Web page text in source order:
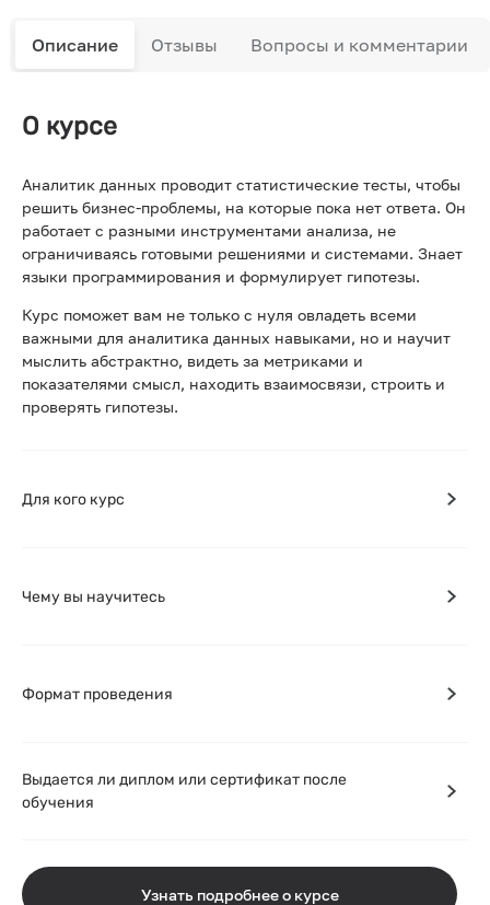
Описание Отзывы Вопросы и комментарии
О курсе
Аналитик данных проводит статистические тесты, чтобы
решить бизнес-проблемы, на которые пока нет ответа. Он
работает с разными инструментами анализа, не
ограничиваясь готовыми решениями и системами. Знает
языки программирования и формулирует гипотезы.
Курс поможет вам не только с нуля овладеть всеми
важными для аналитика данных навыками, но и научит
мыслить абстрактно, видеть за метриками и
показателями смысл, находить взаимосвязи, строить и
проверять гипотезы.
Для кого курс
Чему вы научитесь
Формат проведения
Выдается ли диплом или сертификат после
обучения
Узнать подробнее о курсе